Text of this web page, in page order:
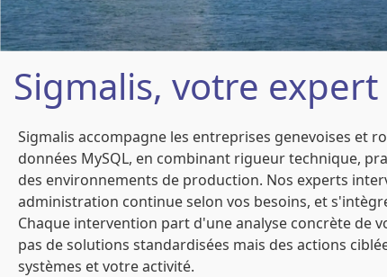
Sigmalis, votre expert
Sigmalis accompagne les entreprises genevoises et
données MySQL, en combinant rigueur technique,
des environnements de production. Nos experts
administration continue selon vos besoins, et
Chaque intervention part d'une analyse concrète de
pas de solutions standardisées mais des actions
systèmes et votre activité.